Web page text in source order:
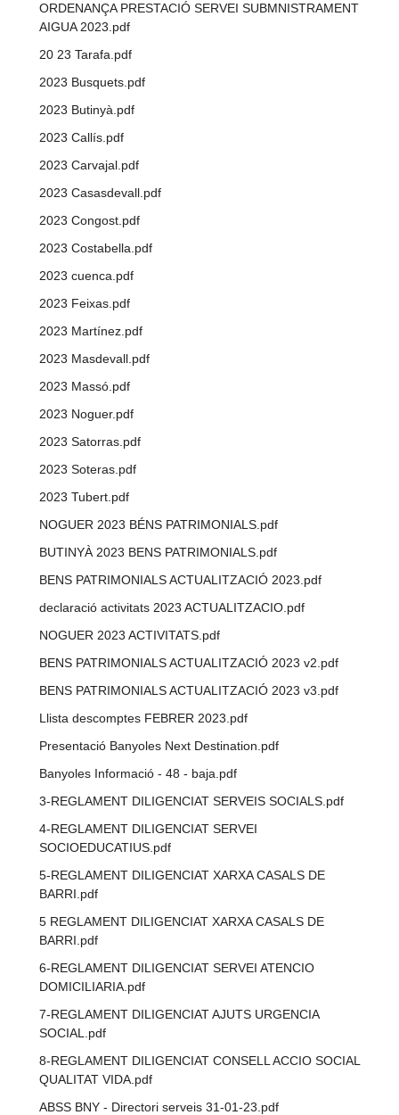
ORDENANÇA PRESTACIÓ SERVEI SUBMNISTRAMENT
AIGUA 2023.pdf
20 23 Tarafa.pdf
2023 Busquets.pdf
2023 Butinyà.pdf
2023 Callís.pdf
2023 Carvajal.pdf
2023 Casasdevall.pdf
2023 Congost.pdf
2023 Costabella.pdf
2023 cuenca.pdf
2023 Feixas.pdf
2023 Martínez.pdf
2023 Masdevall.pdf
2023 Massó.pdf
2023 Noguer.pdf
2023 Satorras.pdf
2023 Soteras.pdf
2023 Tubert.pdf
NOGUER 2023 BÉNS PATRIMONIALS.pdf
BUTINYÀ 2023 BENS PATRIMONIALS.pdf
BENS PATRIMONIALS ACTUALITZACIÓ 2023.pdf
declaració activitats 2023 ACTUALITZACIO.pdf
NOGUER 2023 ACTIVITATS.pdf
BENS PATRIMONIALS ACTUALITZACIÓ 2023 v2.pdf
BENS PATRIMONIALS ACTUALITZACIÓ 2023 v3.pdf
Llista descomptes FEBRER 2023.pdf
Presentació Banyoles Next Destination.pdf
Banyoles Informació - 48 - baja.pdf
3-REGLAMENT DILIGENCIAT SERVEIS SOCIALS.pdf
4-REGLAMENT DILIGENCIAT SERVEI
SOCIOEDUCATIUS.pdf
5-REGLAMENT DILIGENCIAT XARXA CASALS DE
BARRI.pdf
5 REGLAMENT DILIGENCIAT XARXA CASALS DE
BARRI.pdf
6-REGLAMENT DILIGENCIAT SERVEI ATENCIO
DOMICILIARIA.pdf
7-REGLAMENT DILIGENCIAT AJUTS URGENCIA
SOCIAL.pdf
8-REGLAMENT DILIGENCIAT CONSELL ACCIO SOCIAL
QUALITAT VIDA.pdf
ABSS BNY - Directori serveis 31-01-23.pdf